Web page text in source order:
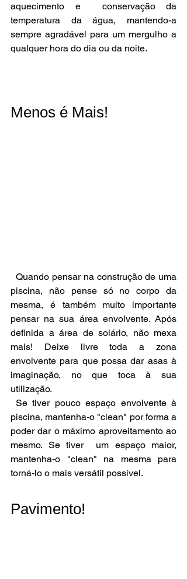
aquecimento e  conservação da
temperatura da água, mantendo-a
sempre agradável para um mergulho a
qualquer hora do dia ou da noite.
Menos é Mais!
  Quando pensar na construção de uma
piscina, não pense só no corpo da
mesma, é também muito importante
pensar na sua área envolvente. Após
definida a área de solário, não mexa
mais! Deixe livre toda a zona
envolvente para que possa dar asas à
imaginação, no que toca à sua
utilização.
piscina, mantenha-o "clean" por forma a
poder dar o máximo aproveitamento ao
mesmo. Se tiver  um espaço maior,
mantenha-o "clean" na mesma para
torná-lo o mais versátil possível.
Pavimento!